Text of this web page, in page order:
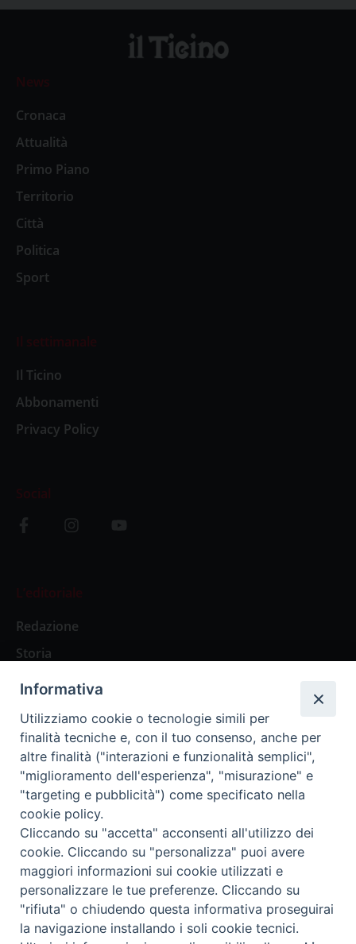
News
Cronaca
Attualità
Primo Piano
Territorio
Città
Politica
Sport
Il settimanale
Il Ticino
Abbonamenti
Privacy Policy
Social
L’editoriale
Redazione
Storia
Abbonamenti
Abbonamento Annuale Digitale
Abbonamento Annuale Cartaceo
Abbonamento Singola Copia Digitale
Redazione: Pavia, Piazza Duomo 11 - tel. 0382.24736 -
amministrazione@ilticino.it - repossi@ilticino.it - P.
IVA: 00213430184
Informativa
Utilizziamo cookie o tecnologie simili per
finalità tecniche e, con il tuo consenso, anche per
altre finalità ("interazioni e funzionalità semplici",
"miglioramento dell'esperienza", "misurazione" e
"targeting e pubblicità") come specificato nella
cookie policy.
Cliccando su "accetta" acconsenti all'utilizzo dei
cookie. Cliccando su "personalizza" puoi avere
maggiori informazioni sui cookie utilizzati e
personalizzare le tue preferenze. Cliccando su
"rifiuta" o chiudendo questa informativa proseguirai
la navigazione installando i soli cookie tecnici.